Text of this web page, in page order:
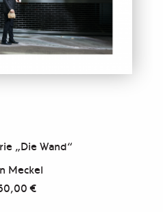
„Die Wand“
Meckel
€